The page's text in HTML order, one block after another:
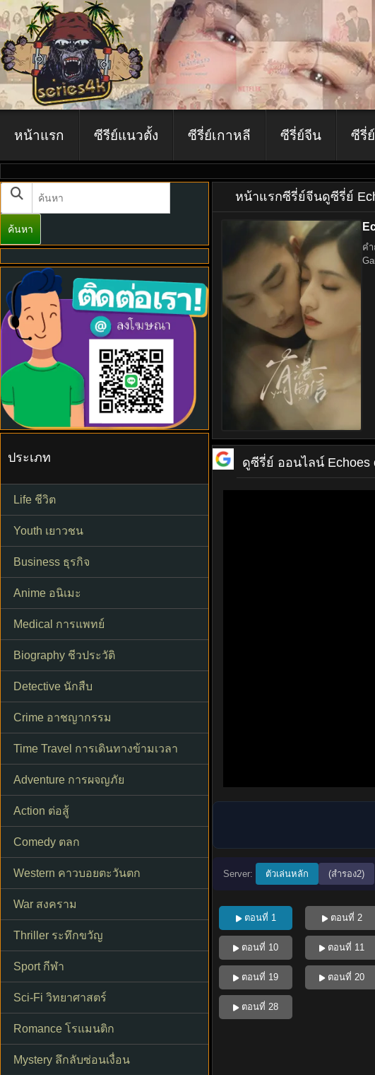
หน้าแรก ซีรีย์แนวตั้ง ซีรี่ย์เกาหลี ซีรี่ย์จีน ซีรี่
ค้นหา
ประเภท
Life ชีวิต
Youth เยาวชน
Business ธุรกิจ
Anime อนิเมะ
Medical การแพทย์
Biography ชีวประวัติ
Detective นักสืบ
Crime อาชญากรรม
Time Travel การเดินทางข้ามเวลา
Adventure การผจญภัย
Action ต่อสู้
Comedy ตลก
Western คาวบอยตะวันตก
War สงคราม
Thriller ระทึกขวัญ
Sport กีฬา
Sci-Fi วิทยาศาสตร์
Romance โรแมนติก
Mystery ลึกลับซ่อนเงื่อน
หน้าแรกซีรี่ย์จีนดูซีรี่ย์
คำถามที่พ
ดูซีรี่ย์ ออนไลน์
Server: ตัวเล่นหลัก (สำรอง2)
ตอนที่ 1 ตอนที่ 2
ตอนที่ 10 ตอนที่ 11
ตอนที่ 19 ตอนที่ 20
ตอนที่ 28